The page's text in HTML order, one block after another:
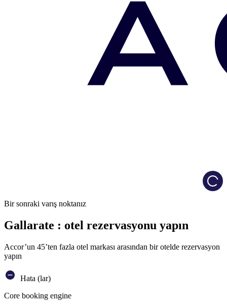
Bir sonraki varış noktanız
Gallarate : otel rezervasyonu yapın
Accor’un 45’ten fazla otel markası arasından bir otelde rezervasyon
yapın
Hata (lar)
Core booking engine